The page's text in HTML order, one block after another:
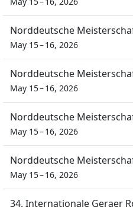
Norddeutsche
May 15 – 16, 2026
Norddeutsche
May 15 – 16, 2026
Norddeutsche
May 15 – 16, 2026
Norddeutsche
May 15 – 16, 2026
34. Internationale Geraer